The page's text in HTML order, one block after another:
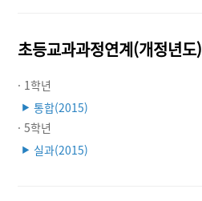
초등교과과정연계(개정년도)
· 1학년
▶ 통합(2015)
· 5학년
▶ 실과(2015)